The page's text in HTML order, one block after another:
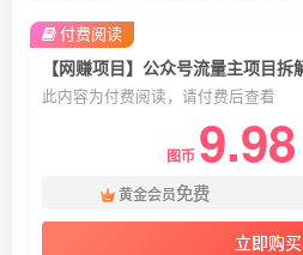
此内容为付费阅读，请付费后查看
图币 9.98
黄金会员免费
立即购买
付费阅读